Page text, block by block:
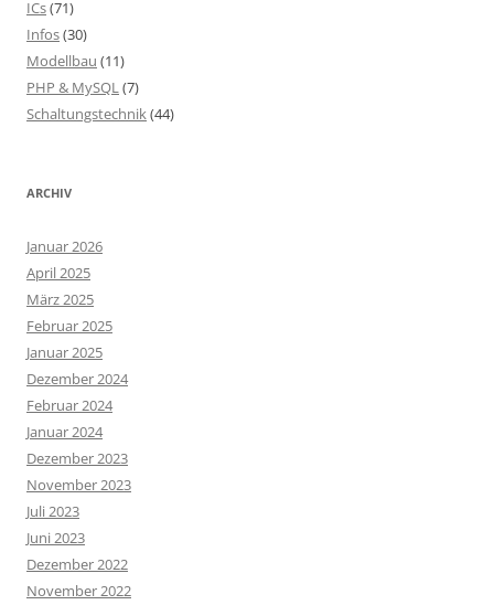
ICs(71)
Infos(30)
Modellbau (11)
PHP & MySQL(7)
Schaltungstechnik(44)
ARCHIV
Januar 2026
April 2025
März 2025
Februar 2025
Januar 2025
Dezember 2024
Februar 2024
Januar 2024
Dezember 2023
November 2023
Juli 2023
Juni 2023
Dezember 2022
November 2022